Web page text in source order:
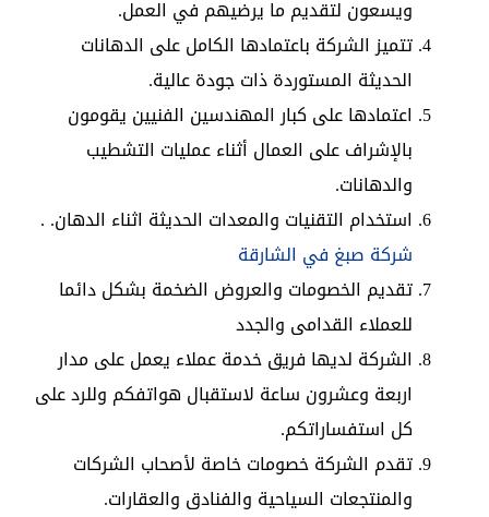
ويسعون لتقديم ما يرضيهم في العمل.
تتميز الشركة باعتمادها الكامل على الدهانات
الحديثة المستوردة ذات جودة عالية.
اعتمادها على كبار المهندسين الفنيين يقومون
بالإشراف على العمال أثناء عمليات التشطيب
والدهانات.
استخدام التقنيات والمعدات الحديثة اثناء الدهان. .
شركة صبغ في الشارقة
تقديم الخصومات والعروض الضخمة بشكل دائما
للعملاء القدامى والجدد
الشركة لديها فريق خدمة عملاء يعمل على مدار
اربعة وعشرون ساعة لاستقبال هواتفكم وللرد على
كل استفساراتكم.
تقدم الشركة خصومات خاصة لأصحاب الشركات
والمنتجعات السياحية والفنادق والعقارات.